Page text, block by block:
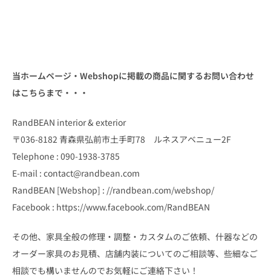
当ホームページ・Webshopに掲載の商品に関するお問い合わせ
はこちらまで・・・
RandBEAN interior & exterior
〒036-8182 青森県弘前市土手町78 ルネスアベニュー2F
Telephone : 090-1938-3785
E-mail : contact@randbean.com
RandBEAN [Webshop] : //randbean.com/webshop/
Facebook : https://www.facebook.com/RandBEAN
その他、家具全般の修理・調整・カスタムのご依頼、什器などの
オーダー家具のお見積、店舗内装についてのご相談等、些細なご
相談でも構いませんのでお気軽にご連絡下さい！